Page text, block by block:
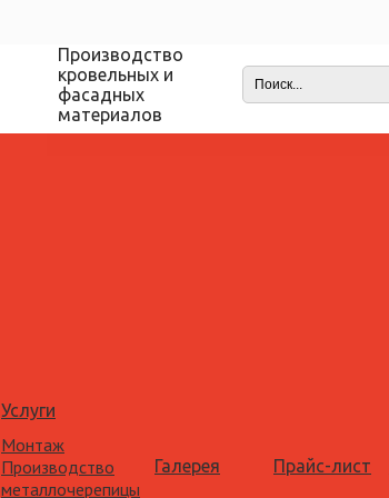
Производство
кровельных и
фасадных
материалов
Услуги
Монтаж
Производство
металлочерепицы
Галерея Прайс-лист